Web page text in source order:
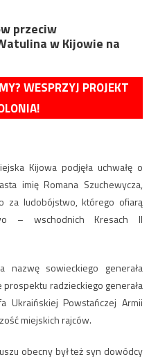
przeciw
w Kijowie na
WESPRZYJ PROJEKT
Kijowa podjęła uchwałę o
imię Romana Szuchewycza,
za ludobójstwo, którego ofiarą
– wschodnich Kresach II
nazwę sowieckiego generała
radzieckiego generała
Ukraińskiej Powstańczej Armii
miejskich rajców.
obecny był też syn dowódcy